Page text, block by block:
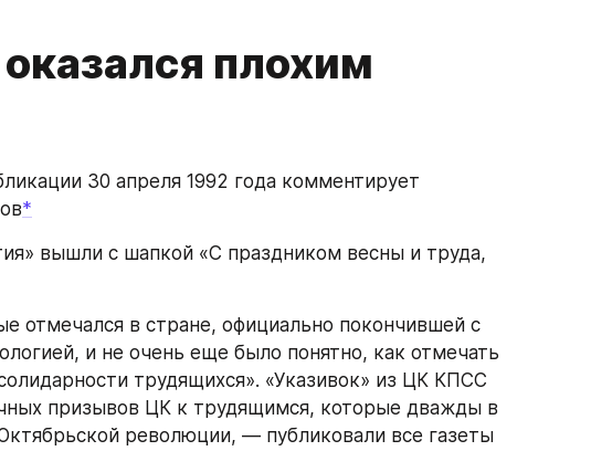
плохим
30 апреля 1992 года комментирует
*
вышли с шапкой «С праздником весны и труда,
отмечался в стране, официально покончившей с
и не очень еще было понятно, как отмечать
трудящихся». «Указивок» из ЦК КПСС
призывов ЦК к трудящимся, которые дважды в
революции, — публиковали все газеты